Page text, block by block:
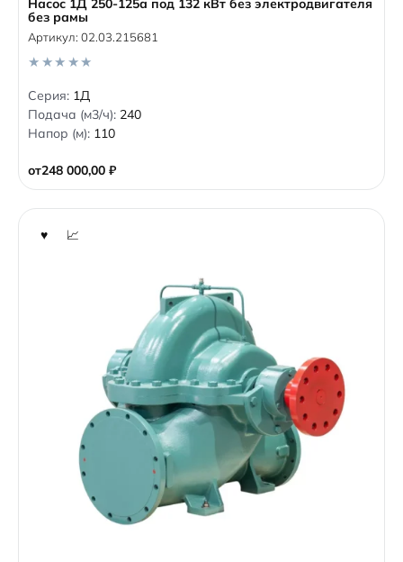
Насос 1Д 250-125а под 132 кВт без электродвигателя
без рамы
от248 000,00 ₽
Артикул: 02.03.215681
0
o
u
t
o
5
Серия: 1Д
Подача (м3/ч): 240
Напор (м): 110